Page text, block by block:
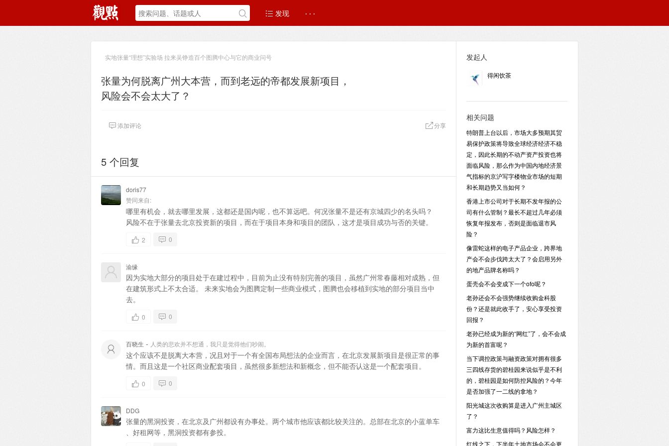
发现 · · ·
实地张量“理想”实验场 拉来吴铮造百个图腾中心与它的商业问号
张量为何脱离广州大本营，而到老远的帝都发展新项目，
风险会不会太大了？
添加评论 分享
5 个回复
doris77
赞同来自:
哪里有机会，就去哪里发展，这都还是国内呢，也不算远吧。何况张量不是还有京城四少的名头吗？
风险不在于张量去北京投资新的项目，而在于项目本身和项目的团队，这才是项目成功与否的关键。
2 0
渝缘
因为实地大部分的项目处于在建过程中，目前为止没有特别完善的项目，虽然广州常春藤相对成熟，但
在建筑形式上不太合适。 未来实地会为图腾定制一些商业模式，图腾也会移植到实地的部分项目当中
去。
0 0
百晓生 - 人类的悲欢并不想通，我只是觉得他们吵闹。
这个应该不是脱离大本营，况且对于一个有全国布局想法的企业而言，在北京发展新项目是很正常的事
情。而且这是一个社区商业配套项目，虽然很多新想法和新概念，但不能否认这是一个配套项目。
0 0
DDG
张量的黑洞投资，在北京及广州都设有办事处。两个城市他应该都比较关注的。总部在北京的小蓝单车​
、好租网等，黑洞投资都有参投。
发起人
得闲饮茶
相关问题
特朗普上台以后，市场大多预期其贸
易保护政策将导致全球经济经济不稳
定，因此长期的不动产资产投资也将
面临风险，那么作为中国内地经济景
气指标的京沪写字楼物业市场的短期
和长期趋势又当如何？
香港上市公司对于长期不发年报的公
司有什么管制？最长不超过几年必须
恢复年报发布，否则是面临退市风
险？
像雷蛇这样的电子产品企业，跨界地
产会不会步伐跨太大了？会启用另外
的地产品牌名称吗？
蛋壳会不会变成下一个ofo呢？
老孙还会不会强势继续收购金科股
份？还是就此收手了，安心享受投资
回报？
老孙已经成为新的“网红”了，会不会成
为新的首富呢？
当下调控政策与融资政策对拥有很多
三四线存货的碧桂园来说似乎是不利
的，碧桂园是如何防控风险的？今年
是否加强了一二线的拿地？
阳光城这次收购算是进入广州主城区
了？
富力这比生意值得吗？风险怎样？
红线之下，下半年土地市场会不会更